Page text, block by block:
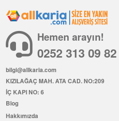
Hemen arayın!
0252 313 09 82
bilgi@allkaria.com
KIZILAĞAÇ MAH. ATA CAD. NO:209
İÇ KAPI NO: 6
Blog
Hakkımızda